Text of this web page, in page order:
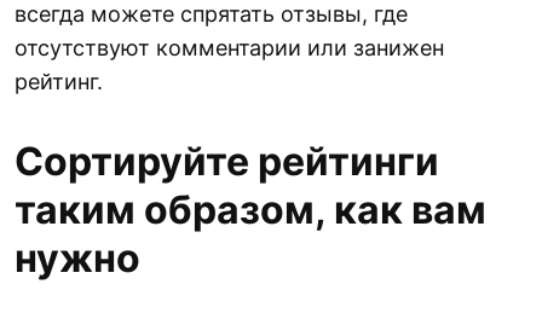
всегда можете спрятать отзывы, где
отсутствуют комментарии или занижен
рейтинг.
Сортируйте рейтинги
таким образом, как вам
нужно